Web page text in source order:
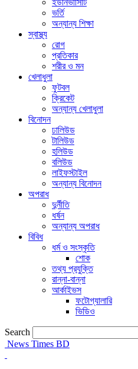
ইউনিভার্সিটি
ভর্তি
অন্যান্য শিক্ষা
স্বাস্থ্য
রোগ
প্রতিকার
শরীর ও মন
খেলাধুলা
ফুটবল
ক্রিকেট
অন্যান্য খেলাধুলা
বিনোদন
ঢালিউড
টালিউড
হলিউড
বলিউড
লাইফস্টাইল
অন্যান্য বিনোদন
অপরাধ
দুর্নীতি
ধর্ষন
অন্যান্য অপরাধ
বিবিধ
ধর্ম ও সংস্কৃতি
শোক
তথ্য প্রযুক্তি
রান্না-বান্না
আর্কাইভস
ফটোগ্যালারি
ভিডিও
Search
News Times BD